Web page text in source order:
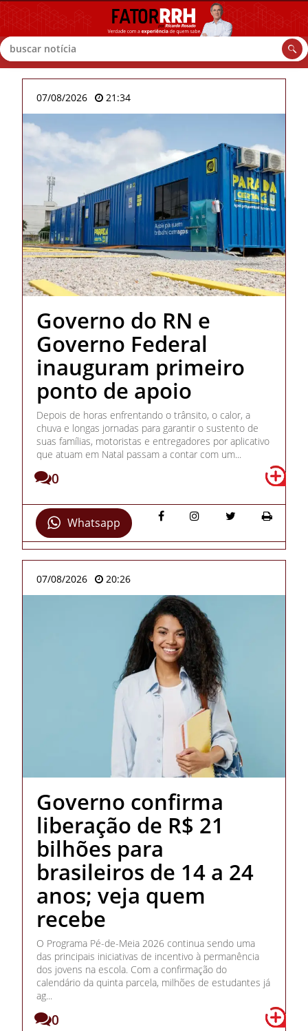
Buscar
07/08/2026 21:34
Governo do RN e
Governo Federal
inauguram primeiro
ponto de apoio
Depois de horas enfrentando o trânsito, o calor, a
chuva e longas jornadas para garantir o sustento de
suas famílias, motoristas e entregadores por aplicativo
que atuam em Natal passam a contar com um...
0
Whatsapp
07/08/2026 20:26
Governo confirma
liberação de R$ 21
bilhões para
brasileiros de 14 a 24
anos; veja quem
recebe
O Programa Pé-de-Meia 2026 continua sendo uma
das principais iniciativas de incentivo à permanência
dos jovens na escola. Com a confirmação do
calendário da quinta parcela, milhões de estudantes já
ag...
0